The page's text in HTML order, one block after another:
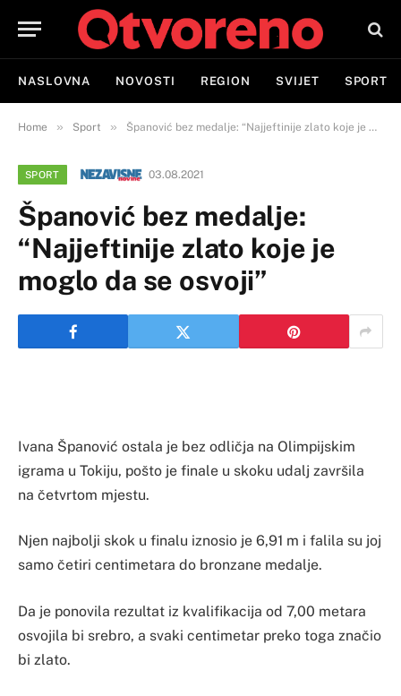
NASLOVNA NOVOSTI REGION SVIJET SPORT
Home » Sport » Španović bez medalje: “Najjeftinije zlato koje je moglo da se osvoji”
SPORT 03.08.2021
Španović bez medalje:
“Najjeftinije zlato koje je
moglo da se osvoji”
Ivana Španović ostala je bez odličja na Olimpijskim
igrama u Tokiju, pošto je finale u skoku udalj završila
na četvrtom mjestu.
Njen najbolji skok u finalu iznosio je 6,91 m i falila su joj
samo četiri centimetara do bronzane medalje.
Da je ponovila rezultat iz kvalifikacija od 7,00 metara
osvojila bi srebro, a svaki centimetar preko toga značio
bi zlato.